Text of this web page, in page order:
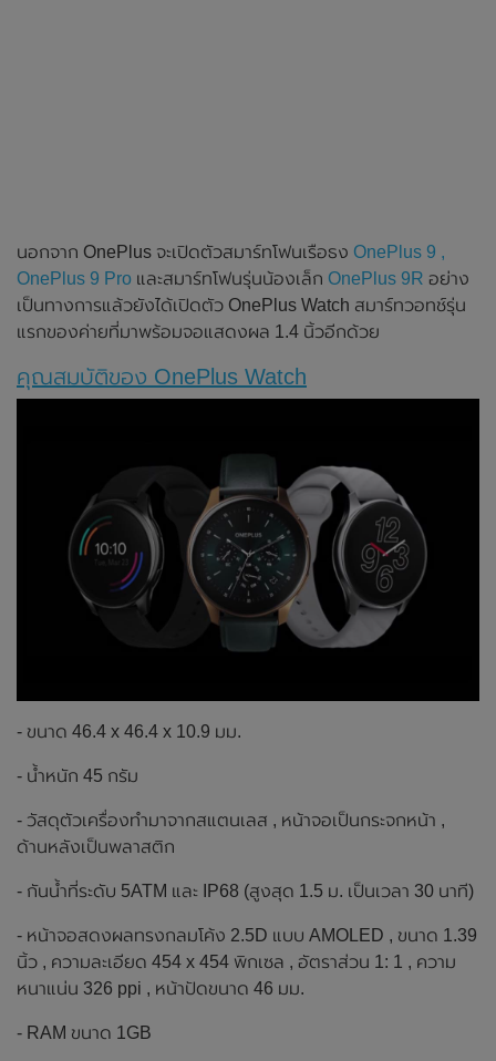
นอกจาก OnePlus จะเปิดตัวสมาร์ทโฟนเรือธง OnePlus 9 ,
OnePlus 9 Pro และสมาร์ทโฟนรุ่นน้องเล็ก OnePlus 9R อย่าง
เป็นทางการแล้วยังได้เปิดตัว OnePlus Watch สมาร์ทวอทช์รุ่น
แรกของค่ายที่มาพร้อมจอแสดงผล 1.4 นิ้วอีกด้วย
คุณสมบัติของ OnePlus Watch
- ขนาด 46.4 x 46.4 x 10.9 มม.
- น้ำหนัก 45 กรัม
- วัสดุตัวเครื่องทำมาจากสแตนเลส , หน้าจอเป็นกระจกหน้า ,
ด้านหลังเป็นพลาสติก
- กันน้ำที่ระดับ 5ATM และ IP68 (สูงสุด 1.5 ม. เป็นเวลา 30 นาที)
- หน้าจอสดงผลทรงกลมโค้ง 2.5D แบบ AMOLED , ขนาด 1.39
นิ้ว , ความละเอียด 454 x 454 พิกเซล , อัตราส่วน 1: 1 , ความ
หนาแน่น 326 ppi , หน้าปัดขนาด 46 มม.
- RAM ขนาด 1GB